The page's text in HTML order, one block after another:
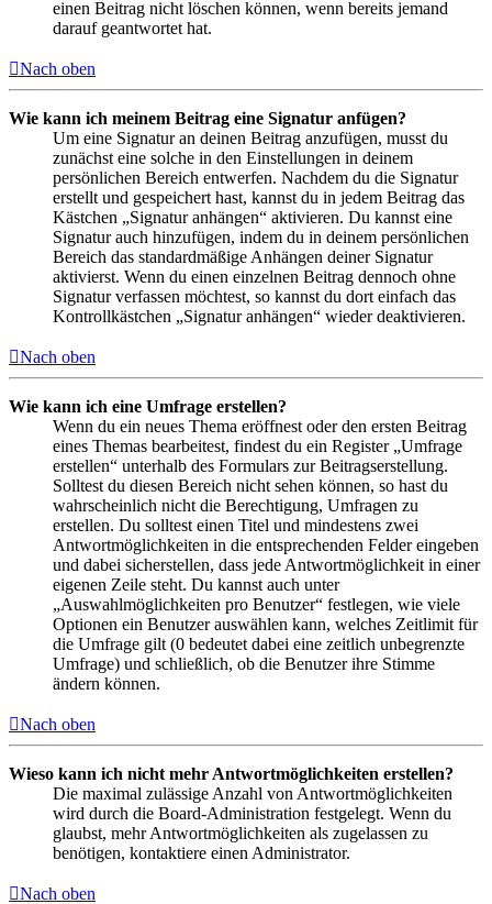
einen Beitrag nicht löschen können, wenn bereits jemand
darauf geantwortet hat.
Nach oben
Wie kann ich meinem Beitrag eine Signatur anfügen?
Um eine Signatur an deinen Beitrag anzufügen, musst du
zunächst eine solche in den Einstellungen in deinem
persönlichen Bereich entwerfen. Nachdem du die Signatur
erstellt und gespeichert hast, kannst du in jedem Beitrag das
Kästchen „Signatur anhängen“ aktivieren. Du kannst eine
Signatur auch hinzufügen, indem du in deinem persönlichen
Bereich das standardmäßige Anhängen deiner Signatur
aktivierst. Wenn du einen einzelnen Beitrag dennoch ohne
Signatur verfassen möchtest, so kannst du dort einfach das
Kontrollkästchen „Signatur anhängen“ wieder deaktivieren.
Nach oben
Wie kann ich eine Umfrage erstellen?
Wenn du ein neues Thema eröffnest oder den ersten Beitrag
eines Themas bearbeitest, findest du ein Register „Umfrage
erstellen“ unterhalb des Formulars zur Beitragserstellung.
Solltest du diesen Bereich nicht sehen können, so hast du
wahrscheinlich nicht die Berechtigung, Umfragen zu
erstellen. Du solltest einen Titel und mindestens zwei
Antwortmöglichkeiten in die entsprechenden Felder eingeben
und dabei sicherstellen, dass jede Antwortmöglichkeit in einer
eigenen Zeile steht. Du kannst auch unter
„Auswahlmöglichkeiten pro Benutzer“ festlegen, wie viele
Optionen ein Benutzer auswählen kann, welches Zeitlimit für
die Umfrage gilt (0 bedeutet dabei eine zeitlich unbegrenzte
Umfrage) und schließlich, ob die Benutzer ihre Stimme
ändern können.
Nach oben
Wieso kann ich nicht mehr Antwortmöglichkeiten erstellen?
Die maximal zulässige Anzahl von Antwortmöglichkeiten
wird durch die Board-Administration festgelegt. Wenn du
glaubst, mehr Antwortmöglichkeiten als zugelassen zu
benötigen, kontaktiere einen Administrator.
Nach oben